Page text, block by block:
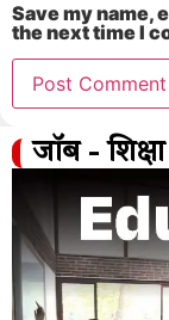
Save my name,
the next time I
जॉब - शिक्षा